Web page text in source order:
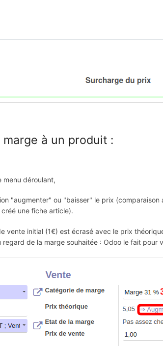
à un produit :
menu déroulant,
"augmenter" ou "baisser" le prix
une fiche article).
vente initial (1€) est écrasé avec le prix
de la marge souhaitée : Odoo le fait pour